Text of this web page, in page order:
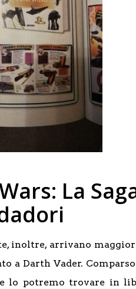
La
inoltre, arrivano
a Darth Vader.
lo potremo trovare in